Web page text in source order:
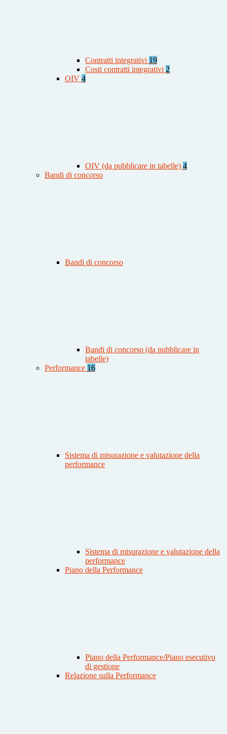
Contratti integrativi 19
Costi contratti integrativi 2
OIV 4
OIV (da pubblicare in tabelle) 4
Bandi di concorso
Bandi di concorso
Bandi di concorso (da pubblicare in
tabelle)
Performance 16
Sistema di misurazione e valutazione della
performance
Sistema di misurazione e valutazione della
performance
Piano della Performance
Piano della Performance/Piano esecutivo
di gestione
Relazione sulla Performance